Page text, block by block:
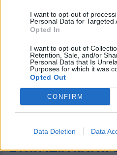
I want to opt-out of
Personal Data for Targeted
Opted In
I want to opt-out of
Retention, Sale, and/or
Personal Data that Is
Purposes for which it was
Opted Out
CONFIRM
Data Deletion Data
ΣΤΗΝ ΙΔΙΑ